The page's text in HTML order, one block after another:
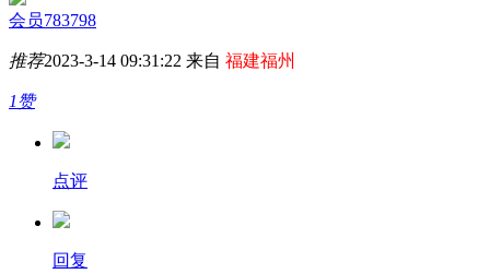
会员783798
推荐2023-3-14 09:31:22 来自 福建福州
1赞
点评
回复